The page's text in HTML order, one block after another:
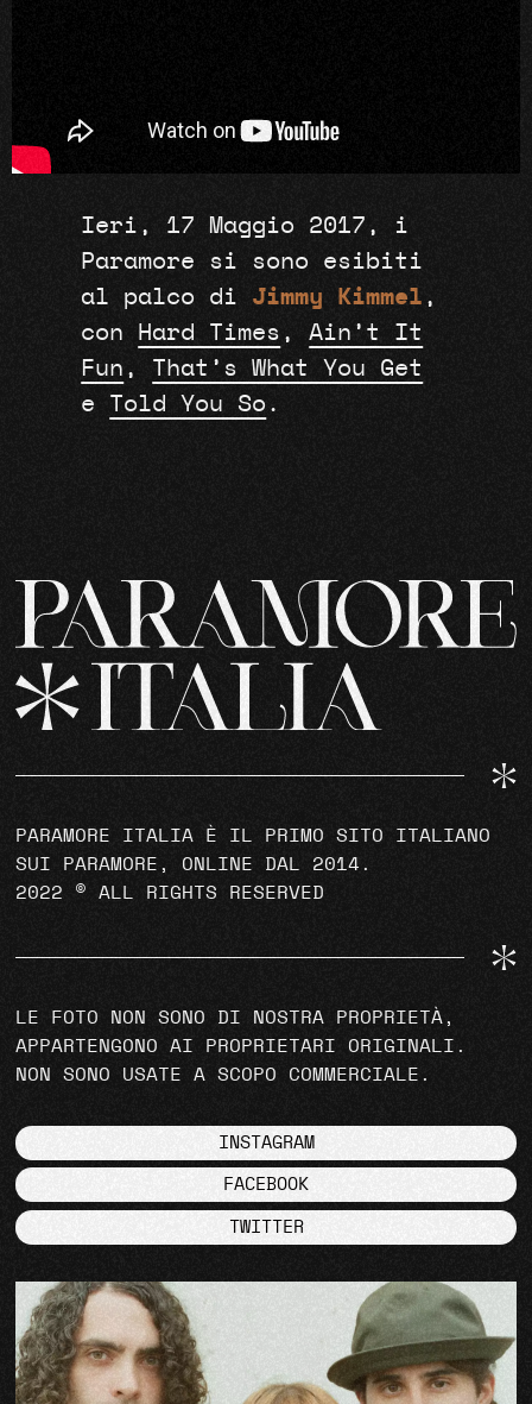
Ieri, 17 Maggio 2017, i
Paramore si sono esibiti
al palco di Jimmy Kimmel ,
con
Hard Times ,Ain’t It
Fun , That’s What You Get
e Told You So .
PARAMORE ITALIA È IL PRIMO SITO ITALIANO
SUI PARAMORE, ONLINE DAL 2014.
2022 © ALL RIGHTS RESERVED
LE FOTO NON SONO DI NOSTRA PROPRIETÀ,
APPARTENGONO AI PROPRIETARI ORIGINALI.
NON SONO USATE A SCOPO COMMERCIALE.
INSTAGRAM
FACEBOOK
TWITTER